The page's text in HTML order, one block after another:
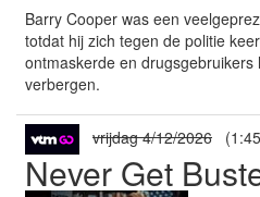
Barry Cooper was een
totdat hij zich tegen de politie
ontmaskerde en
verbergen.
vrijdag 4/12/2026
Never Get